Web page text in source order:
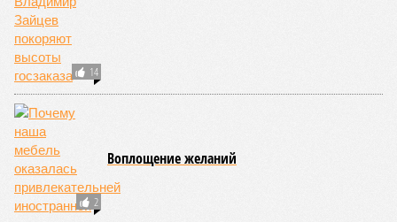
14
2
Воплощение желаний